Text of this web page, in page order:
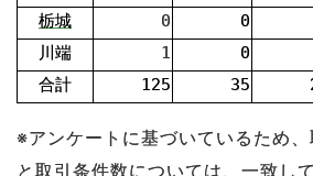
栃城
0 0
川端
1 0
合計
125 35
※アンケートに基づいているため
と取引条件数については、一致し